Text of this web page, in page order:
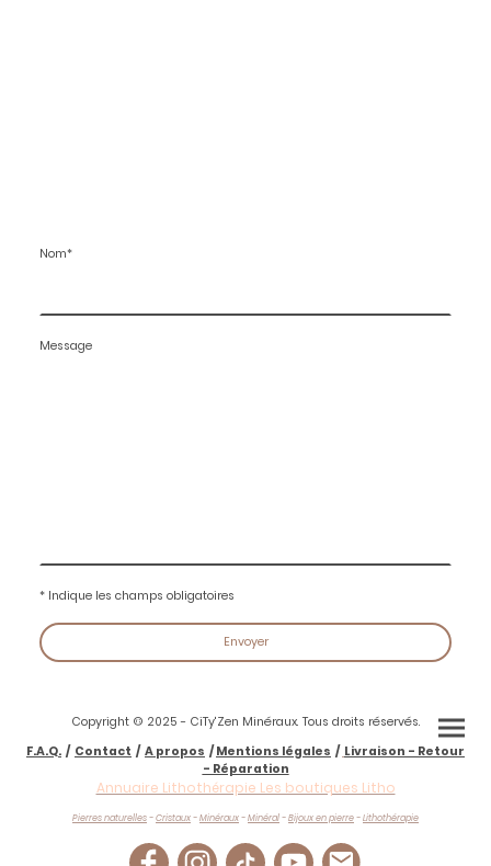
Nom*
Message
* Indique les champs obligatoires
Envoyer
Copyright © 2025 - CiTy'Zen Minéraux. Tous droits réservés.
F.A.Q. / Contact / A propos /Mentions légales / Livraison - Retour
- Réparation
Annuaire Lithothérapie Les boutiques Litho
Pierres naturelles-Cristaux-Minéraux-Minéral-Bijoux en pierre-Lithothérapie